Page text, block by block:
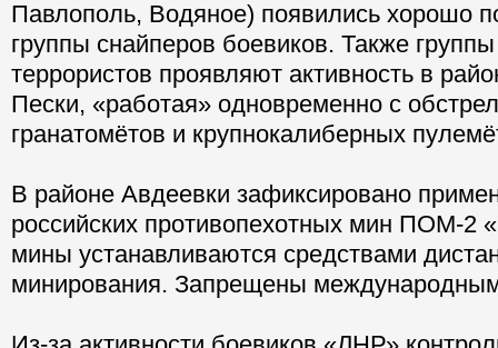
Павлополь, Водяное) появились хорошо
группы снайперов боевиков. Также
террористов проявляют активность в
Пески, «работая» одновременно с
гранатомётов и крупнокалиберных
В районе Авдеевки зафиксировано
российских противопехотных мин ПОМ-2
мины устанавливаются средствами
минирования. Запрещены